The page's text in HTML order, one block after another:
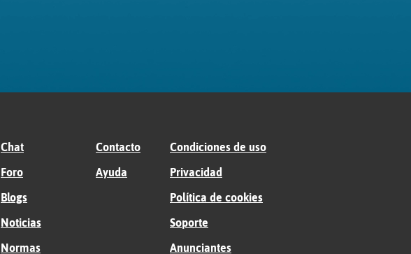
Chat
Foro
Blogs
Noticias
Normas
Contacto
Ayuda
Condiciones de uso
Privacidad
Política de cookies
Soporte
Anunciantes